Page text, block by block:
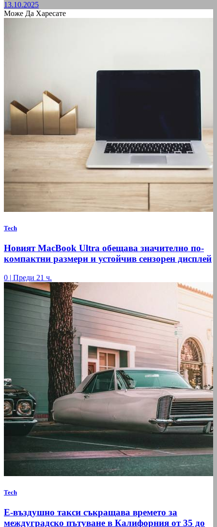
13.10.2025
Може Да Харесате
Tech
Новият MacBook Ultra обещава значително по-
компактни размери и устойчив сензорен дисплей
0 | Преди 21 ч.
Tech
Е-въздушно такси съкращава времето за
междуградско пътуване в Калифорния от 35 до